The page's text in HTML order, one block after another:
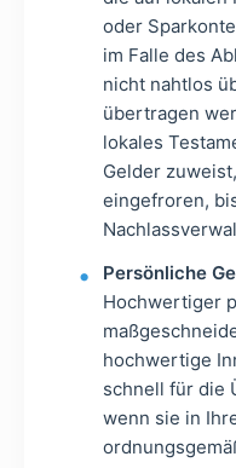
oder
im Falle des
nicht nahtlos
übertragen
lokales
Gelder
eingefroren,
Persönliche
Hochwertiger
hochwertige
schnell für die
wenn sie in